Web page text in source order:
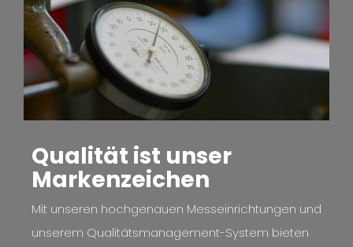
Qualität ist unser
Markenzeichen
Mit unseren hochgenauen Messeinrichtungen und
unserem Qualitätsmanagement-System bieten